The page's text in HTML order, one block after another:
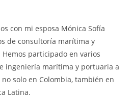
con mi esposa Mónica Sofía
de consultoría marítima y
Hemos participado en varios
ingeniería marítima y portuaria a
solo en Colombia, también en
Latina.